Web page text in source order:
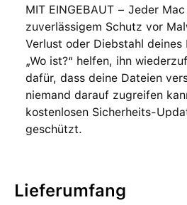
MIT EINGEBAUT − Jeder
zuverlässigem Schutz vor
Verlust oder Diebstahl deines
„Wo ist?“ helfen, ihn
dafür, dass deine Dateien
niemand darauf zugreifen
kostenlosen Sicherheits-
geschützt.
Lieferumfang